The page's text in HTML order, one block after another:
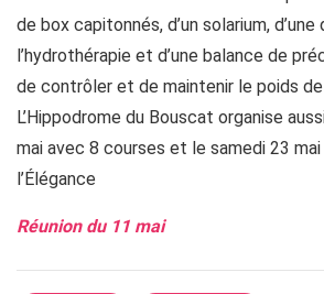
de box capitonnés, d’un solarium,
l’hydrothérapie et d’une balance de
de contrôler et de maintenir le poids
L’Hippodrome du Bouscat organise
mai avec 8 courses et le samedi 23 mai
l’Élégance
Réunion du 11 mai